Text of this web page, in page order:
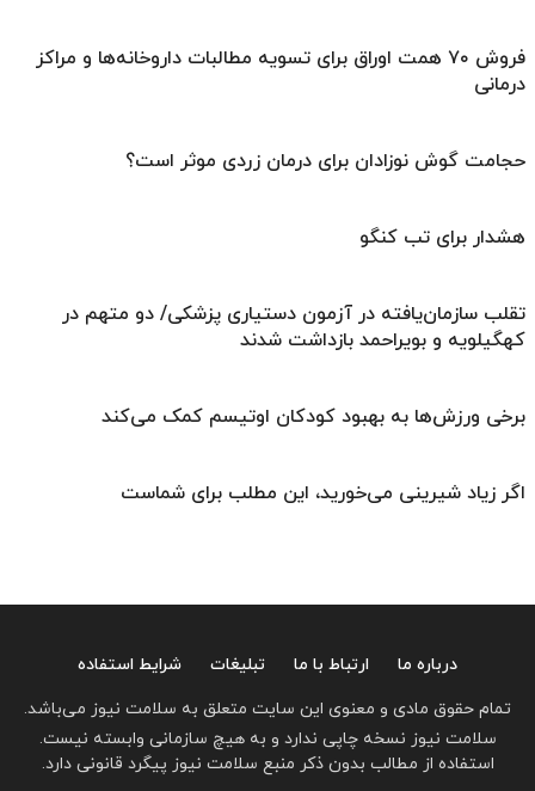
فروش ۷۰ همت اوراق برای تسویه مطالبات داروخانه‌ها و مراکز
درمانی
حجامت گوش نوزادان برای درمان زردی موثر است؟
هشدار برای تب کنگو
تقلب سازمان‌یافته در آزمون دستیاری پزشکی/ دو متهم در
کهگیلویه و بویراحمد بازداشت شدند
برخی ورزش‌ها به بهبود کودکان اوتیسم کمک می‌کند
اگر زیاد شیرینی می‌خورید، این مطلب برای شماست
درباره ما ارتباط با ما تبلیغات
شرایط استفاده
تمام حقوق مادی و معنوی این سایت متعلق به سلامت نیوز می‌باشد.
سلامت نیوز نسخه چاپی ندارد و به هیچ سازمانی وابسته نیست.
استفاده از مطالب بدون ذکر منبع سلامت نیوز پیگرد قانونی دارد.